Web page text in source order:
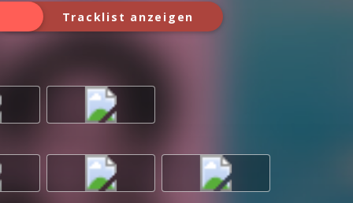
Tracklist anzeigen